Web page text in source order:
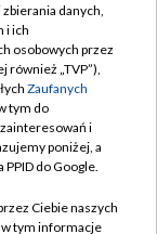
danych,
i ich
osobowych przez
również „TVP”),
Zaufanych
tym do
i
poniżej, a
do Google.
Ciebie naszych
w tym informacje